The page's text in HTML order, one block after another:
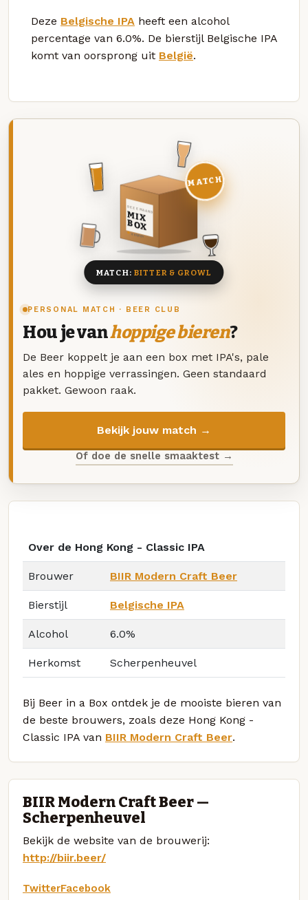
Deze Belgische IPA heeft een alcohol
percentage van 6.0%. De bierstijl Belgische IPA
komt van oorsprong uit België.
PERSONAL MATCH · BEER CLUB
Hou je vanhoppige bieren?
De Beer koppelt je aan een box met IPA's, pale
ales en hoppige verrassingen. Geen standaard
pakket. Gewoon raak.
Bekijk jouw match →
Of doe de snelle smaaktest →
DEZE MAAND
MIX
BOX
8 BIEREN
MATCH
MATCH: BITTER & GROWL
Over de Hong Kong - Classic IPA
Brouwer BIIR Modern Craft Beer
Bierstijl Belgische IPA
Alcohol 6.0%
Herkomst Scherpenheuvel
Bij Beer in a Box ontdek je de mooiste bieren van
de beste brouwers, zoals deze Hong Kong -
Classic IPA van BIIR Modern Craft Beer.
BIIR Modern Craft Beer —
Scherpenheuvel
Bekijk de website van de brouwerij:
http://biir.beer/
TwitterFacebook